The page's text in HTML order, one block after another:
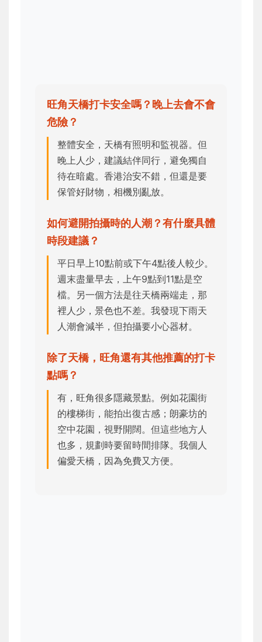
旺角天橋打卡安全嗎？晚上去會不會
危險？
整體安全，天橋有照明和監視器。但
晚上人少，建議結伴同行，避免獨自
待在暗處。香港治安不錯，但還是要
保管好財物，相機別亂放。
如何避開拍攝時的人潮？有什麼具體
時段建議？
平日早上10點前或下午4點後人較少。
週末盡量早去，上午9點到11點是空
檔。另一個方法是往天橋兩端走，那
裡人少，景色也不差。我發現下雨天
人潮會減半，但拍攝要小心器材。
除了天橋，旺角還有其他推薦的打卡
點嗎？
有，旺角很多隱藏景點。例如花園街
的樓梯街，能拍出復古感；朗豪坊的
空中花園，視野開闊。但這些地方人
也多，規劃時要留時間排隊。我個人
偏愛天橋，因為免費又方便。